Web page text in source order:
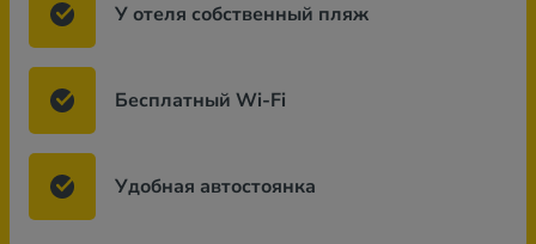
У отеля собственный пляж
Бесплатный Wi-Fi
Удобная автостоянка